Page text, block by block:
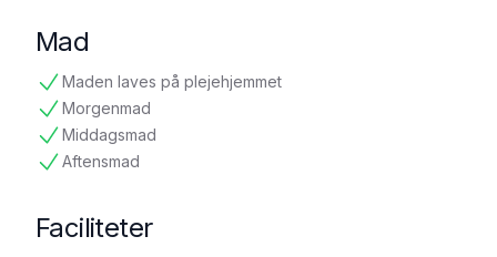
Mad
Maden laves på plejehjemmet
tilgængelig
Morgenmad
tilgængelig
Middagsmad
tilgængelig
Aftensmad
tilgængelig
Faciliteter